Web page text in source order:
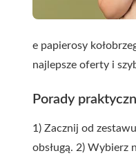
e papierosy
najlepsze oferty i
Porady
1) Zacznij od
obsługą. 2) Wybierz